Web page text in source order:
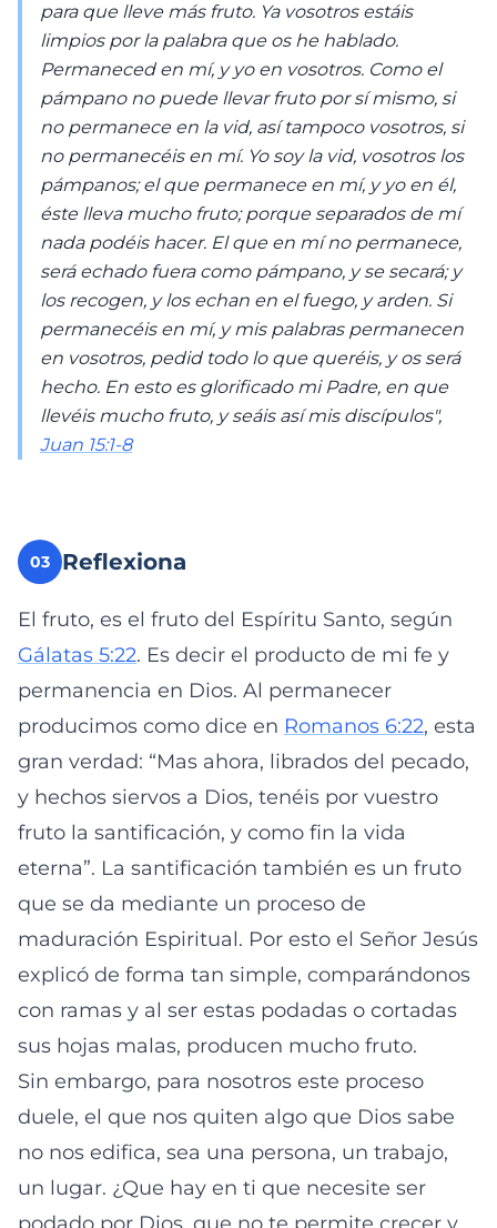
para que lleve más fruto. Ya vosotros estáis
limpios por la palabra que os he hablado.
Permaneced en mí, y yo en vosotros. Como el
pámpano no puede llevar fruto por sí mismo, si
no permanece en la vid, así tampoco vosotros, si
no permanecéis en mí. Yo soy la vid, vosotros los
pámpanos; el que permanece en mí, y yo en él,
éste lleva mucho fruto; porque separados de mí
nada podéis hacer. El que en mí no permanece,
será echado fuera como pámpano, y se secará; y
los recogen, y los echan en el fuego, y arden. Si
permanecéis en mí, y mis palabras permanecen
en vosotros, pedid todo lo que queréis, y os será
hecho. En esto es glorificado mi Padre, en que
llevéis mucho fruto, y seáis así mis discípulos",
Juan 15:1-8
03 Reflexiona
El fruto, es el fruto del Espíritu Santo, según
Gálatas 5:22. Es decir el producto de mi fe y
permanencia en Dios. Al permanecer
producimos como dice en Romanos 6:22, esta
gran verdad: “Mas ahora, librados del pecado,
y hechos siervos a Dios, tenéis por vuestro
fruto la santificación, y como fin la vida
eterna”. La santificación también es un fruto
que se da mediante un proceso de
maduración Espiritual. Por esto el Señor Jesús
explicó de forma tan simple, comparándonos
con ramas y al ser estas podadas o cortadas
sus hojas malas, producen mucho fruto.
Sin embargo, para nosotros este proceso
duele, el que nos quiten algo que Dios sabe
no nos edifica, sea una persona, un trabajo,
un lugar. ¿Que hay en ti que necesite ser